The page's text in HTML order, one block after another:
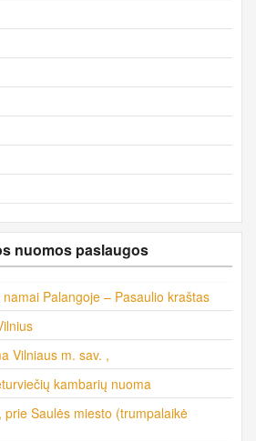
nuomos paslaugos
Palangoje – Pasaulio kraštas
Vilniaus m. sav. ,
kambarių nuoma
prie Saulės miesto (trumpalaikė